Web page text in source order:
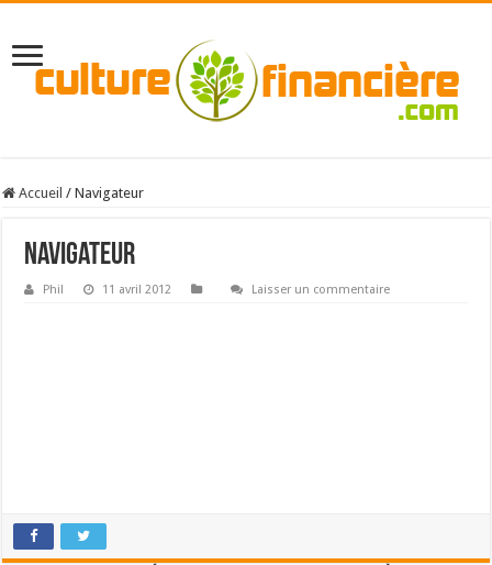
Accueil / Navigateur
Navigateur
Phil 11 avril 2012 Laisser un commentaire